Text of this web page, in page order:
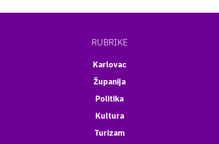
RUBRIKE
Karlovac
Županija
Politika
Kultura
Turizam